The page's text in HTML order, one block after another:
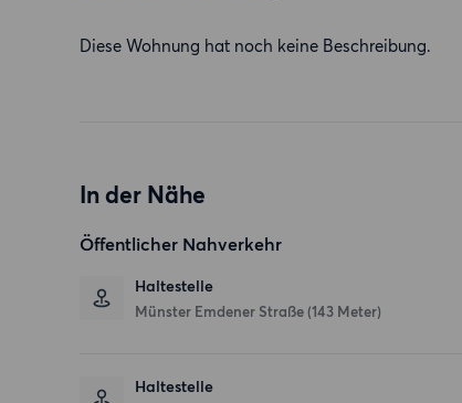
Diese Wohnung hat noch keine Beschreibung.
In der Nähe
Öffentlicher Nahverkehr
Haltestelle
Münster Emdener Straße (143 Meter)
Haltestelle